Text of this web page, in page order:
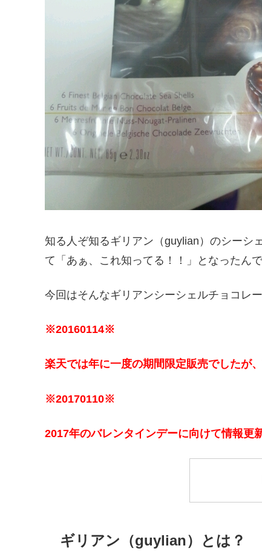
知る人ぞ知るギリアン（guylian）のシーシ
て「あぁ、これ知ってる！！」となったん
今回はそんなギリアンシーシェルチョコレー
※20160114※
楽天では年に一度の期間限定販売でしたが
※20170110※
2017年のバレンタインデーに向けて情報更
ギリアン（guylian）とは？